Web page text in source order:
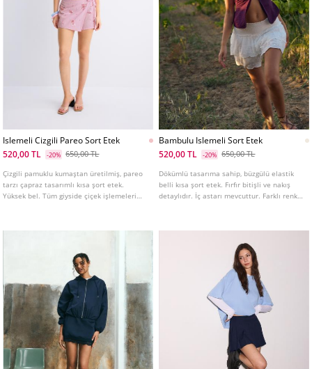
Islemeli Cizgili Pareo Sort Etek
520,00 TL
-20% 650,00 TL
Çizgili pamuklu kumaştan üretilmiş, pareo
tarzı çapraz tasarımlı kısa şort etek.
Yüksek bel. Tüm giyside çiçek işlemeleri
Bambulu Islemeli Sort Etek
520,00 TL
-20% 650,00 TL
Dökümlü tasarıma sahip, büzgülü elastik
belli kısa şort etek. Fırfır bitişli ve nakış
detaylıdır. İç astarı mevcuttur. Farklı renk